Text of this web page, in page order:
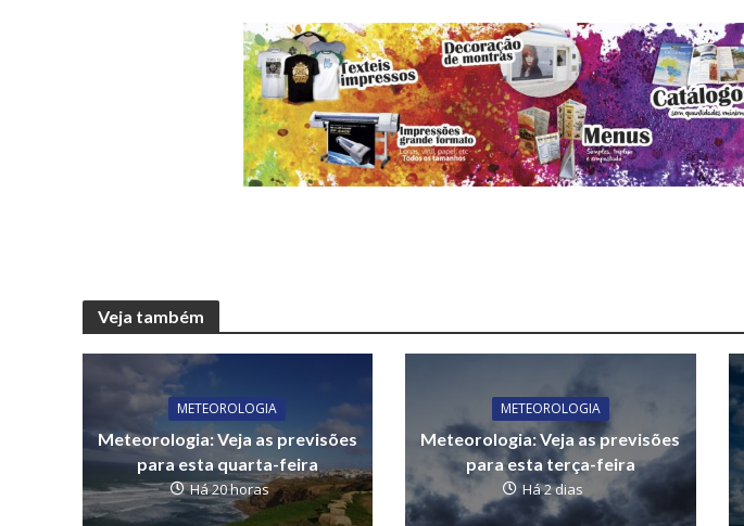
Veja também
METEOROLOGIA
Meteorologia: Veja as previsões
para esta quarta-feira
Há 20 horas
METEOROLOGIA
Meteorologia: Veja as previsões
para esta terça-feira
Há 2 dias